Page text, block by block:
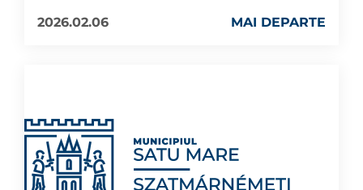
2026.02.06
MAI DEPARTE